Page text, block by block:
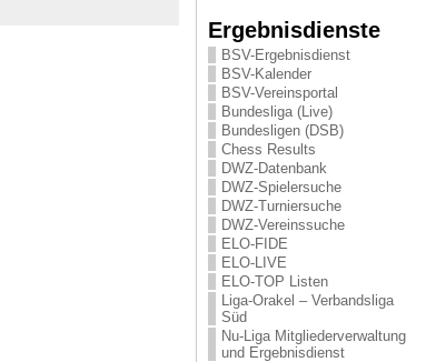
Ergebnisdienste
BSV-Ergebnisdienst
BSV-Kalender
BSV-Vereinsportal
Bundesliga (Live)
Bundesligen (DSB)
Chess Results
DWZ-Datenbank
DWZ-Spielersuche
DWZ-Turniersuche
DWZ-Vereinssuche
ELO-FIDE
ELO-LIVE
ELO-TOP Listen
Liga-Orakel – Verbandsliga
Süd
Nu-Liga Mitgliederverwaltung
und Ergebnisdienst